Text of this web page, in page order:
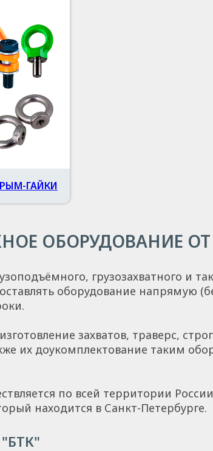
ГАЙКИ
ОБОРУДОВАНИЕ
грузозахватного и
оборудование напрямую
захватов, траверс,
их доукомплектование таким
по всей территории
находится в Санкт-Петербурге.